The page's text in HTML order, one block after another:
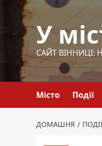
Перейти
У
САЙТ ВІННИЦІ:
Місто Події
ДОМАШНЯ